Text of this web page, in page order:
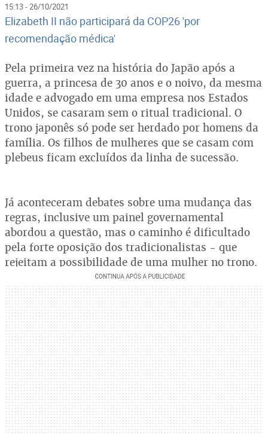
15:13 - 26/10/2021
Elizabeth II não participará da COP26 'por
recomendação médica'
Pela primeira vez na história do Japão após a
guerra, a princesa de 30 anos e o noivo, da mesma
idade e advogado em uma empresa nos Estados
Unidos, se casaram sem o ritual tradicional. O
trono japonês só pode ser herdado por homens da
família. Os filhos de mulheres que se casam com
plebeus ficam excluídos da linha de sucessão.
Já aconteceram debates sobre uma mudança das
regras, inclusive um painel governamental
abordou a questão, mas o caminho é dificultado
pela forte oposição dos tradicionalistas - que
rejeitam a possibilidade de uma mulher no trono.